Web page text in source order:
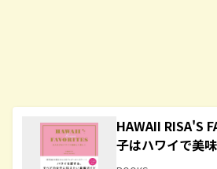
HAWAII RISA'S
子はハワイで美